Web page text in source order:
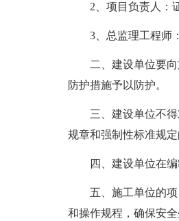
2、项目负责人：证
3、总监理工程师：
二、建设单位要向
防护措施予以防护。
三、建设单位不得对
规章和强制性标准规
四、建设单位在编制
五、施工单位的项
和操作规程，确保安